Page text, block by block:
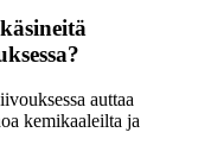
auttaa
kemikaaleilta ja